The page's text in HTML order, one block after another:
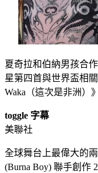
夏奇拉和伯納男孩合
星第四首與世界盃相
Waka（這次是非洲）
toggle 字幕
美聯社
全球舞台上最偉大的
(Burna Boy) 聯手創作